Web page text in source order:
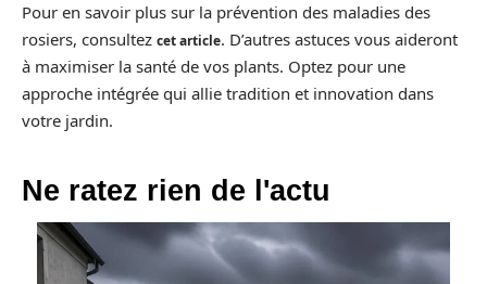
Pour en savoir plus sur la prévention des maladies des
rosiers, consultez cet article. D’autres astuces vous aideront
à maximiser la santé de vos plants. Optez pour une
approche intégrée qui allie tradition et innovation dans
votre jardin.
Ne ratez rien de l'actu